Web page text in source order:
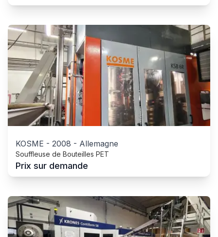
KOSME - 2008 - Allemagne
Souffleuse de Bouteilles PET
Prix sur demande